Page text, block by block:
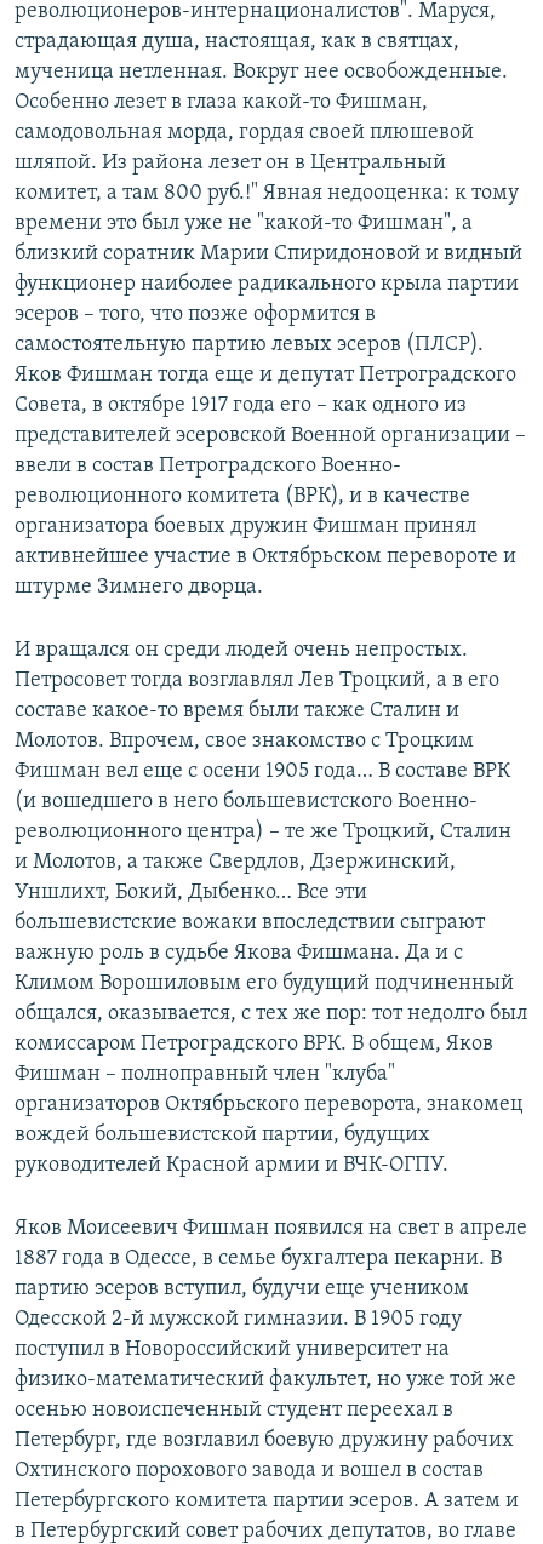
революционеров-интернационалистов". Маруся,
страдающая душа, настоящая, как в святцах,
мученица нетленная. Вокруг нее освобожденные.
Особенно лезет в глаза какой-то Фишман,
самодовольная морда, гордая своей плюшевой
шляпой. Из района лезет он в Центральный
комитет, а там 800 руб.!" Явная недооценка: к тому
времени это был уже не "какой-то Фишман", а
близкий соратник Марии Спиридоновой и видный
функционер наиболее радикального крыла партии
эсеров – того, что позже оформится в
самостоятельную партию левых эсеров (ПЛСР).
Яков Фишман тогда еще и депутат Петроградского
Совета, в октябре 1917 года его – как одного из
представителей эсеровской Военной организации –
ввели в состав Петроградского Военно-
революционного комитета (ВРК), и в качестве
организатора боевых дружин Фишман принял
активнейшее участие в Октябрьском перевороте и
штурме Зимнего дворца.
И вращался он среди людей очень непростых.
Петросовет тогда возглавлял Лев Троцкий, а в его
составе какое-то время были также Сталин и
Молотов. Впрочем, свое знакомство с Троцким
Фишман вел еще с осени 1905 года… В составе ВРК
(и вошедшего в него большевистского Военно-
революционного центра) – те же Троцкий, Сталин
и Молотов, а также Свердлов, Дзержинский,
Уншлихт, Бокий, Дыбенко… Все эти
большевистские вожаки впоследствии сыграют
важную роль в судьбе Якова Фишмана. Да и с
Климом Ворошиловым его будущий подчиненный
общался, оказывается, с тех же пор: тот недолго был
комиссаром Петроградского ВРК. В общем, Яков
Фишман – полноправный член "клуба"
организаторов Октябрьского переворота, знакомец
вождей большевистской партии, будущих
руководителей Красной армии и ВЧК-ОГПУ.
Яков Моисеевич Фишман появился на свет в апреле
1887 года в Одессе, в семье бухгалтера пекарни. В
партию эсеров вступил, будучи еще учеником
Одесской 2-й мужской гимназии. В 1905 году
поступил в Новороссийский университет на
физико-математический факультет, но уже той же
осенью новоиспеченный студент переехал в
Петербург, где возглавил боевую дружину рабочих
Охтинского порохового завода и вошел в состав
Петербургского комитета партии эсеров. А затем и
в Петербургский совет рабочих депутатов, во главе